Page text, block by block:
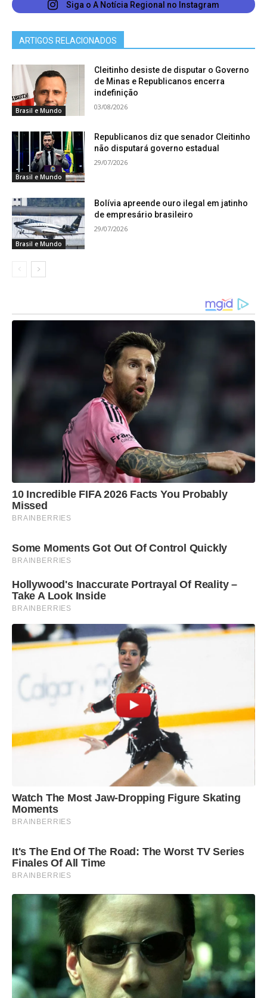
Siga o A Notícia Regional no Instagram
ARTIGOS RELACIONADOS
Brasil e Mundo
Cleitinho desiste de disputar o Governo
de Minas e Republicanos encerra
indefinição
03/08/2026
Brasil e Mundo
Republicanos diz que senador Cleitinho
não disputará governo estadual
29/07/2026
Brasil e Mundo
Bolívia apreende ouro ilegal em jatinho
de empresário brasileiro
29/07/2026
10 Incredible FIFA 2026 Facts You Probably
Missed
BRAINBERRIES
Some Moments Got Out Of Control Quickly
BRAINBERRIES
Hollywood's Inaccurate Portrayal Of Reality –
Take A Look Inside
BRAINBERRIES
Watch The Most Jaw‑Dropping Figure Skating
Moments
BRAINBERRIES
It's The End Of The Road: The Worst TV Series
Finales Of All Time
BRAINBERRIES